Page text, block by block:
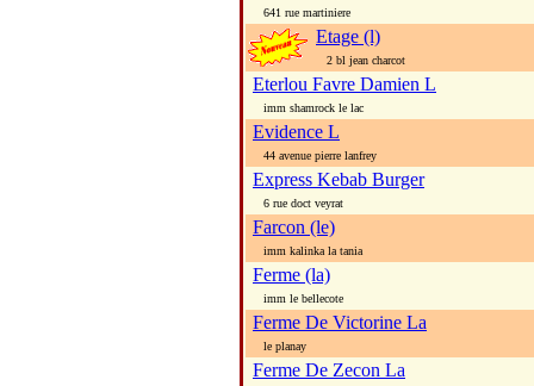
641 rue martiniere
Etage (l)
2 bl jean charcot
Eterlou Favre Damien L
imm shamrock le lac
Evidence L
44 avenue pierre lanfrey
Express Kebab Burger
6 rue doct veyrat
Farcon (le)
imm kalinka la tania
Ferme (la)
imm le bellecote
Ferme De Victorine La
le planay
Ferme De Zecon La